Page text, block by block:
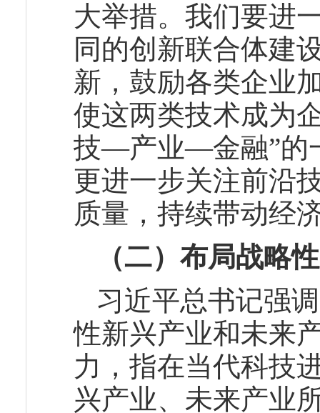
大举措。我们要进
同的创新联合体建
新，鼓励各类企业
使这两类技术成为
技—产业—金融”的
更进一步关注前沿
质量，持续带动经
（二）布局战略
习近平总书记强
性新兴产业和未来
力，指在当代科技
兴产业、未来产业